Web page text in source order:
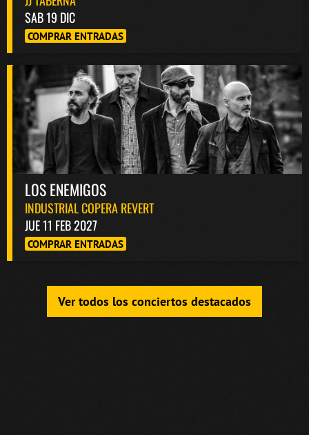
SAB 19 DIC
COMPRAR ENTRADAS
LOS ENEMIGOS
INDUSTRIAL COPERA REVERT
JUE 11 FEB 2027
COMPRAR ENTRADAS
Ver todos los conciertos destacados